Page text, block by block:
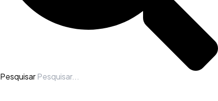
Pesquisar